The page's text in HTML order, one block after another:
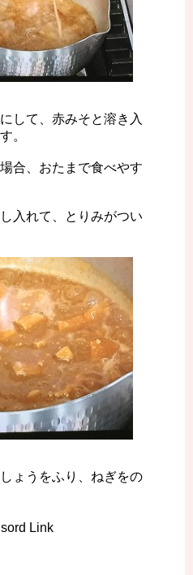
して、赤みそと溶き入
。
合、おたまで食べやす
入れて、とりみがつい
ょうをふり、ねぎをの
Link